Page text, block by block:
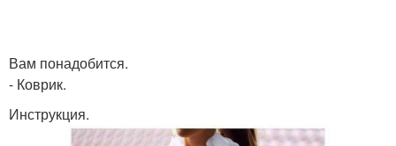
Вам понадобится.
- Коврик.
Инструкция.